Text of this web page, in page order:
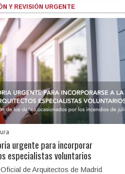
Y REVISIÓN URGENTE
urgente para incorporar
especialistas voluntarios
de Arquitectos de Madrid